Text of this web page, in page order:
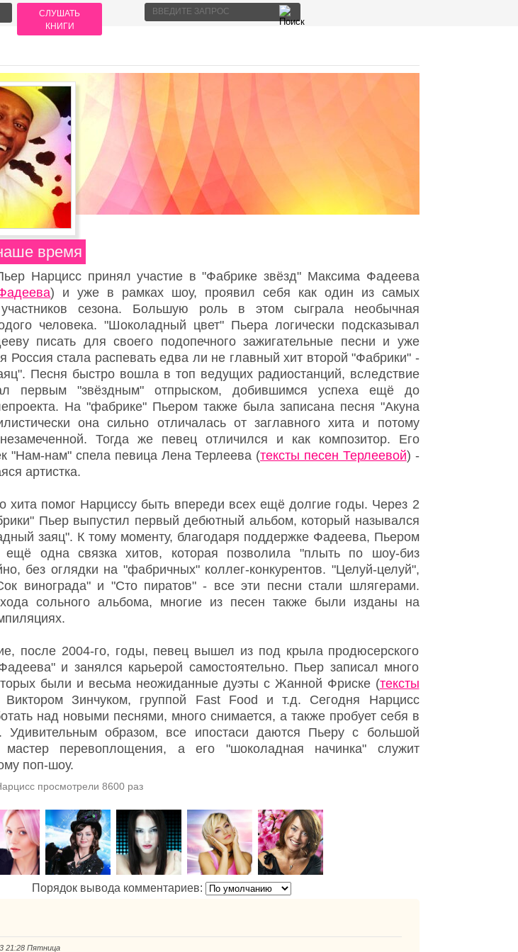
время
Нарцисс принял участие в "Фабрике звёзд" Максима Фадеева
) и уже в рамках шоу, проявил себя как один из самых
сезона. Большую роль в этом сыграла необычная
человека. "Шоколадный цвет" Пьера логически подсказывал
писать для своего подопечного зажигательные песни и уже
Россия стала распевать едва ли не главный хит второй "Фабрики" -
Песня быстро вошла в топ ведущих радиостанций, вследствие
первым "звёздным" отпрыском, добившимся успеха ещё до
На "фабрике" Пьером также была записана песня "Акуна
она сильно отличалась от заглавного хита и потому
Тогда же певец отличился и как композитор. Его
"Нам-нам" спела певица Лена Терлеева (тексты песен Терлеевой) -
артистка.
хита помог Нарциссу быть впереди всех ещё долгие годы. Через 2
Пьер выпустил первый дебютный альбом, который назывался
заяц". К тому моменту, благодаря поддержке Фадеева, Пьером
ещё одна связка хитов, которая позволила "плыть по шоу-биз
без оглядки на "фабричных" коллег-конкурентов. "Целуй-целуй",
винограда" и "Сто пиратов" - все эти песни стали шлягерами.
сольного альбома, многие из песен также были изданы на
после 2004-го, годы, певец вышел из под крыла продюсерского
и занялся карьерой самостоятельно. Пьер записал много
были и весьма неожиданные дуэты с Жанной Фриске (тексты
Зинчуком, группой Fast Food и т.д. Сегодня Нарцисс
над новыми песнями, много снимается, а также пробует себя в
Удивительным образом, все ипостаси даются Пьеру с большой
перевоплощения, а его "шоколадная начинка" служит
поп-шоу.
просмотрели 8600 раз
Порядок вывода комментариев:
21:28 Пятница
СЛУШАТЬ
КНИГИ